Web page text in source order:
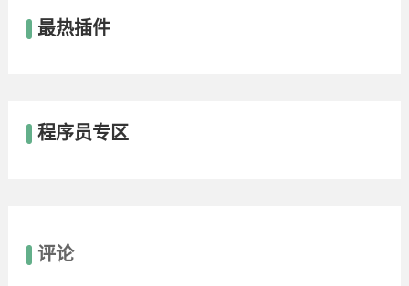
最热插件
程序员专区
评论